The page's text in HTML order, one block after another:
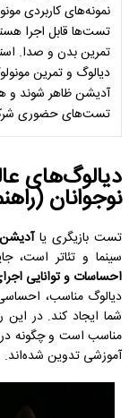
نمونه‌های کاربردی
تست‌ها قابل اجرا
تمرین بدن و صدا.
دیالوگ و تمرین
آدیشن ظاهر شوند و
تست‌های حضوری
دیالوگ‌های
نوجوانان
تست بازیگری یاآدیشن
سینما و تئاتر است،
احساسات و توانایی
دیالوگ مناسب،
شما ایجاد کند. در این
مناسب است و چگونه در
آموزشی تدوین شده‌اند.